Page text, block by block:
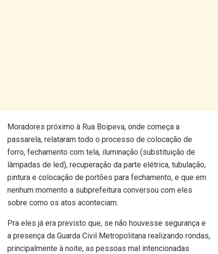
Moradores próximo à Rua Boipeva, onde começa a
passarela, relataram todo o processo de colocação de
forro, fechamento com tela, iluminação (substituição de
lâmpadas de led), recuperação da parte elétrica, tubulação,
pintura e colocação de portões para fechamento, e que em
nenhum momento a subprefeitura conversou com eles
sobre como os atos aconteciam.
Pra eles já era previsto que, se não houvesse segurança e
a presença da Guarda Civil Metropolitana realizando rondas,
principalmente à noite, as pessoas mal intencionadas